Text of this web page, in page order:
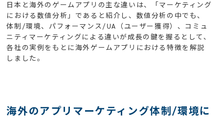
日本と海外のゲームアプリの主な違いは、「マーケティング
における数値分析」であると紹介し、数値分析の中でも、
体制/環境、パフォーマンス/UA（ユーザー獲得）、コミュ
ニティマーケティングによる違いが成長の鍵を握るとして、
各社の実例をもとに海外ゲームアプリにおける特徴を解説
しました。
海外のアプリマーケティング体制/環境に